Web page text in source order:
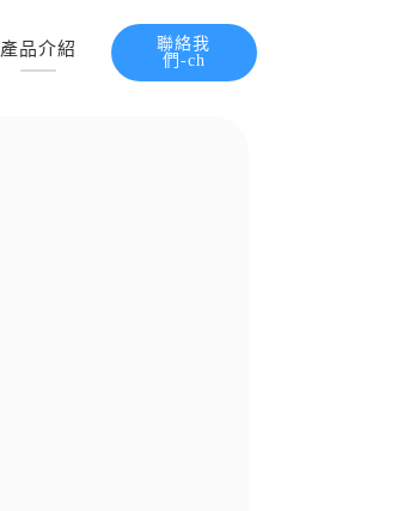
產品介紹
聯絡我
們-ch